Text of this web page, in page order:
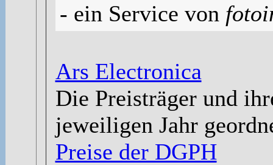
- ein Service von
Ars Electronica
Die Preisträger und
jeweiligen Jahr
Preise der DGPH